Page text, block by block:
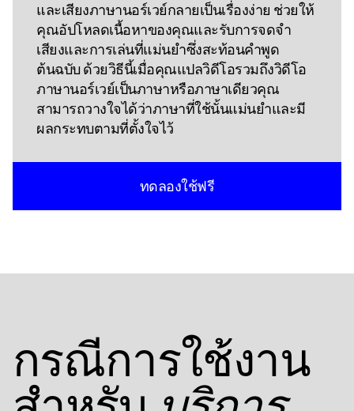
และเสียงภาษานอร์เวย์กลายเป็นเรื่องง่าย ช่วยให้
คุณอัปโหลดเนื้อหาของคุณและรับการจดจํา
เสียงและการเล่นที่แม่นยําซึ่งสะท้อนคําพูด
ต้นฉบับ ด้วยวิธีนี้เมื่อคุณแปลวิดีโอรวมถึงวิดีโอ
ภาษานอร์เวย์เป็นภาษาหรือภาษาเดียวคุณ
สามารถวางใจได้ว่าภาษาที่ใช้นั้นแม่นยําและมี
ผลกระทบตามที่ตั้งใจไว้
ทดลองใช้ฟรี
กรณีการใช้งาน